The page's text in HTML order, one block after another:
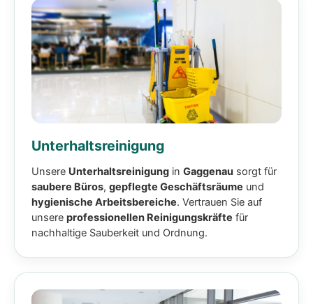
Unterhaltsreinigung
Unsere Unterhaltsreinigung in Gaggenau sorgt für
saubere Büros, gepflegte Geschäftsräume und
hygienische Arbeitsbereiche. Vertrauen Sie auf
unsere professionellen Reinigungskräfte für
nachhaltige Sauberkeit und Ordnung.